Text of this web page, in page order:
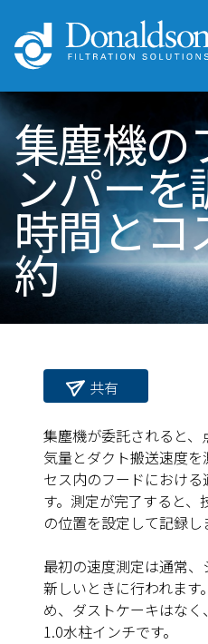
集塵機の
ンパーを
時間とコ
約
共有
集塵機が委託されると
気量とダクト搬送速度
セス内のフードにおけ
す。測定が完了すると
の位置を設定して記録し
最初の速度測定は通常
新しいときに行われま
め、ダストケーキはな
1.0水柱インチです。